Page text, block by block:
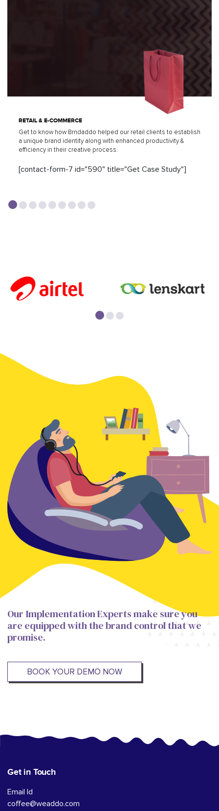
RETAIL & E-COMMERCE
Get to know how Brndaddo helped our retail clients to establish
a unique brand identity along with enhanced productivity &
efficiency in their creative process.
[contact-form-7 id="590" title="Get Case Study"]
Our Implementation Experts make sure you
are equipped with the brand control that we
promise.
BOOK YOUR DEMO NOW
Get in Touch
Email Id
coffee@weaddo.com